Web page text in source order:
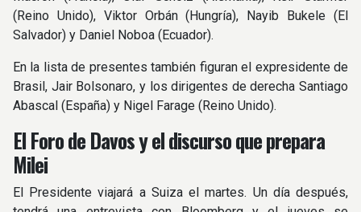
(Reino Unido), Viktor Orbán (Hungría), Nayib Bukele (El
Salvador) y Daniel Noboa (Ecuador).
En la lista de presentes también figuran el expresidente de
Brasil, Jair Bolsonaro, y los dirigentes de derecha Santiago
Abascal (España) y Nigel Farage (Reino Unido).
El Foro de Davos y el discurso que prepara
Milei
El Presidente viajará a Suiza el martes. Un día después,